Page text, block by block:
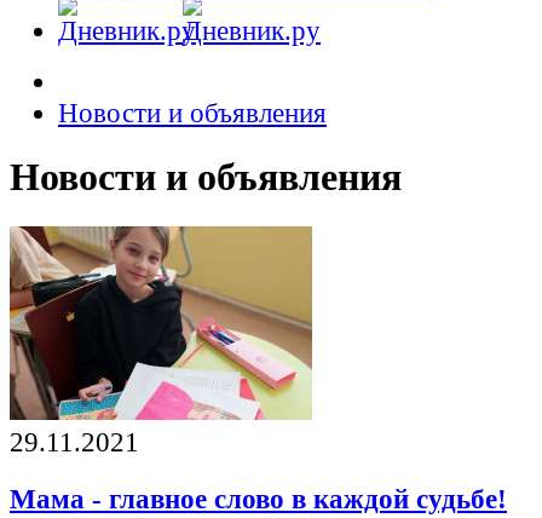
Новости и объявления
Новости и объявления
29.11.2021
Мама - главное слово в каждой судьбе!